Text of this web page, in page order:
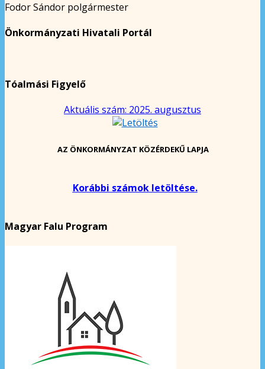
Fodor Sándor polgármester
Önkormányzati Hivatali Portál
Tóalmási Figyelő
Aktuális szám: 2025. augusztus
AZ ÖNKORMÁNYZAT KÖZÉRDEKŰ LAPJA
Korábbi számok letöltése.
Magyar Falu Program